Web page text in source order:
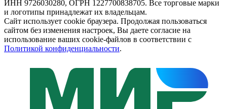
ИНН 9726030280, ОГРН 1227700838705. Все торговые марки
и логотипы принадлежат их владельцам.
Сайт использует cookie браузера. Продолжая пользоваться
сайтом без изменения настроек, Вы даете согласие на
использование ваших cookie-файлов в соответствии с
Политикой конфиденциальности.